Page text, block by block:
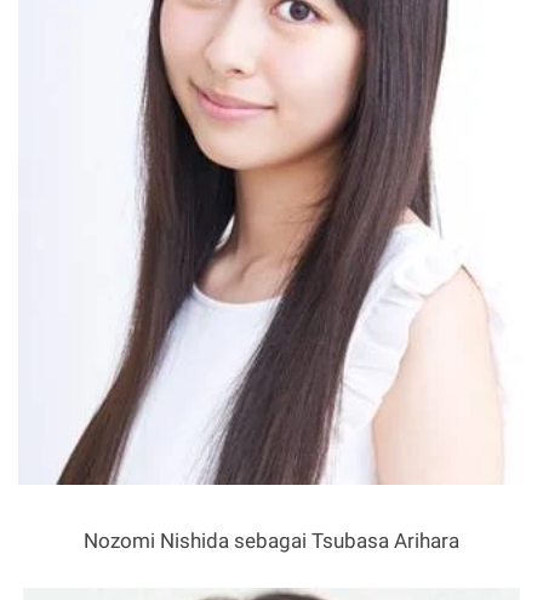
Nozomi Nishida sebagai Tsubasa Arihara